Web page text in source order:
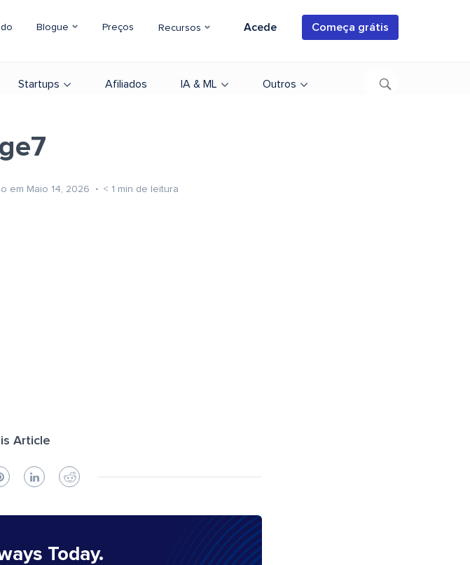
Blogue Preços Recursos Acede Começa grátis
Startups Afiliados IA & ML Outros
em Maio 14, 2026 < 1 min de leitura
Article
Today.